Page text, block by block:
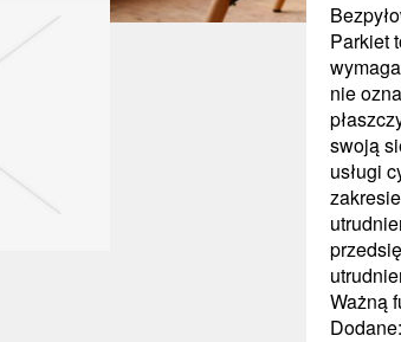
Parkiet
nie
swoją
usługi
Ważną